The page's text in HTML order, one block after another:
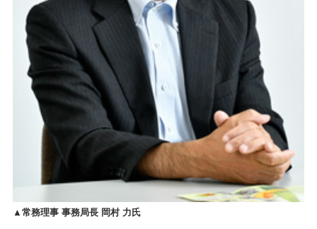
▲常務理事 事務局長 岡村 力氏